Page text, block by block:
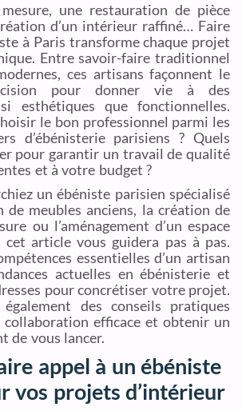
une restauration de pièce
d’un intérieur raffiné… Faire
à Paris transforme chaque projet
Entre savoir-faire traditionnel
ces artisans façonnent le
pour donner vie à des
esthétiques que fonctionnelles.
le bon professionnel parmi les
d’ébénisterie parisiens ? Quels
pour garantir un travail de qualité
et à votre budget ?
un ébéniste parisien spécialisé
de meubles anciens, la création de
ou l’aménagement d’un espace
cet article vous guidera pas à pas.
essentielles d’un artisan
actuelles en ébénisterie et
pour concrétiser votre projet.
des conseils pratiques
efficace et obtenir un
de vous lancer.
appel à un ébéniste
vos projets d’intérieur